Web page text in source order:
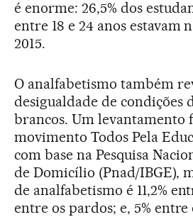
é enorme: 26,5% dos
entre 18 e 24 anos estavam
2015.
O analfabetismo também
desigualdade de condições
brancos. Um levantamento
movimento Todos Pela
com base na Pesquisa
de Domicílio (Pnad/IBGE),
de analfabetismo é 11,2%
entre os pardos; e, 5% entre